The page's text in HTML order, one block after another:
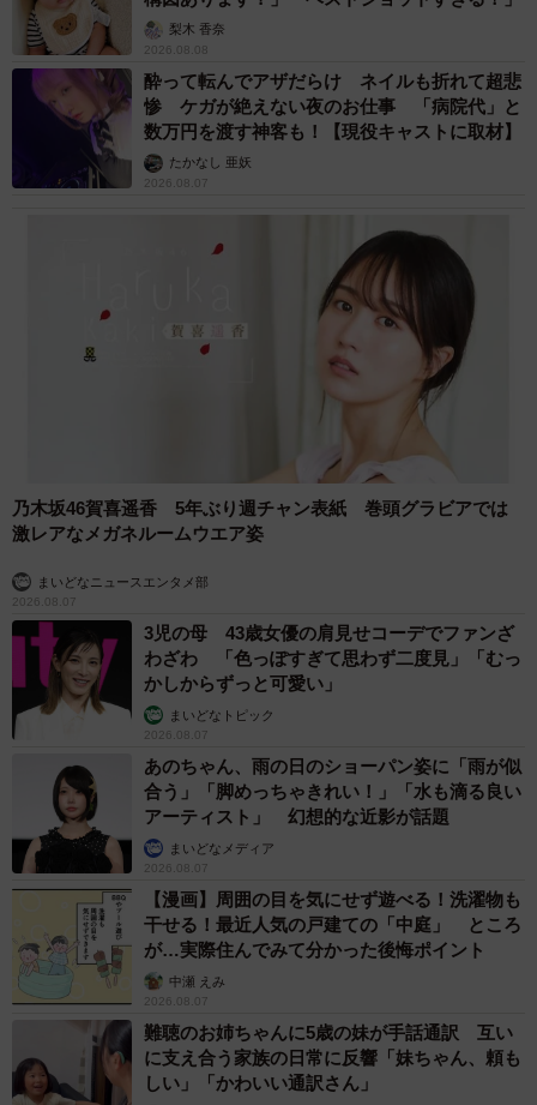
梨木 香奈
2026.08.08
酔って転んでアザだらけ ネイルも折れて超悲
惨 ケガが絶えない夜のお仕事 「病院代」と
数万円を渡す神客も！【現役キャストに取材】
たかなし 亜妖
2026.08.07
乃木坂46賀喜遥香 5年ぶり週チャン表紙 巻頭グラビアでは
激レアなメガネルームウエア姿
まいどなニュースエンタメ部
2026.08.07
3児の母 43歳女優の肩見せコーデでファンざ
わざわ 「色っぽすぎて思わず二度見」「むっ
かしからずっと可愛い」
まいどなトピック
2026.08.07
あのちゃん、雨の日のショーパン姿に「雨が似
合う」「脚めっちゃきれい！」「水も滴る良い
アーティスト」 幻想的な近影が話題
まいどなメディア
2026.08.07
【漫画】周囲の目を気にせず遊べる！洗濯物も
干せる！最近人気の戸建ての「中庭」 ところ
が…実際住んでみて分かった後悔ポイント
中瀬 えみ
2026.08.07
難聴のお姉ちゃんに5歳の妹が手話通訳 互い
に支え合う家族の日常に反響「妹ちゃん、頼も
しい」「かわいい通訳さん」